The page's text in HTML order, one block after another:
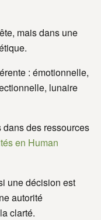
mais dans une
: émotionnelle,
lunaire
des ressources
en Human
une décision est
autorité
clarté.